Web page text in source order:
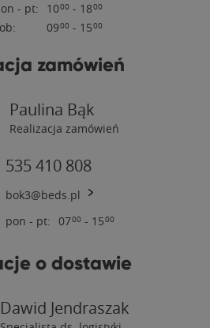
- pt:
1000 - 1800
0900 - 1500
zamówień
Paulina Bąk
Realizacja zamówień
535 410 808
bok3@beds.pl
pon - pt: 0700 - 1500
o dostawie
Dawid Jendraszak